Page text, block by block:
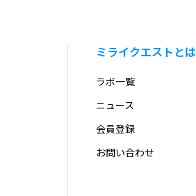
ミライクエストとは
ラボ一覧
ニュース
会員登録
お問い合わせ